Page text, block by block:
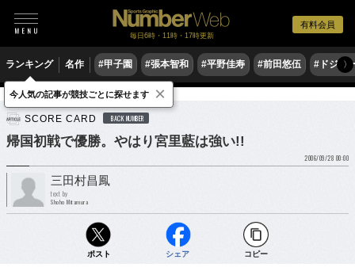
有料会員
毎日6時・11時・17時更新
ランキング 名作 #甲子園 #張本智和 #平野佳寿 #前田悠伍 #ドジャ
〉
ゴルフ 女子ゴルフ
SCORE CARD BACK NUMBER
帰国初戦で優勝。やはり宮里藍は強い!!
2006/09/28 00:00
三田村昌鳳
text by
Shoho Mitamura
ポスト シェア コピー
今人気の記事が競技ごとに探せます ×